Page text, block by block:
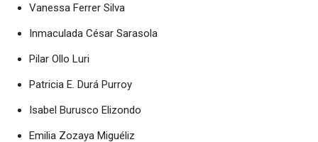
Vanessa Ferrer Silva
Inmaculada César Sarasola
Pilar Ollo Luri
Patricia E. Durá Purroy
Isabel Burusco Elizondo
Emilia Zozaya Miguéliz